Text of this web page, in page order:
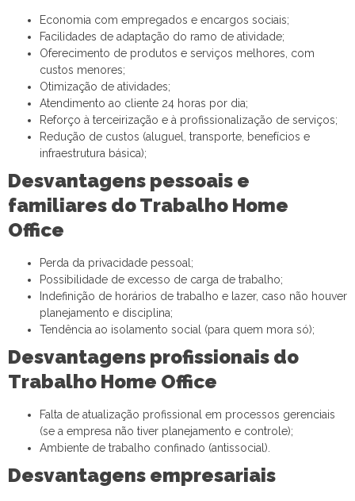
Economia com empregados e encargos sociais;
Facilidades de adaptação do ramo de atividade;
Oferecimento de produtos e serviços melhores, com
custos menores;
Otimização de atividades;
Atendimento ao cliente 24 horas por dia;
Reforço à terceirização e à profissionalização de serviços;
Redução de custos (aluguel, transporte, benefícios e
infraestrutura básica);
Desvantagens pessoais e
familiares do Trabalho Home
Office
Perda da privacidade pessoal;
Possibilidade de excesso de carga de trabalho;
Indefinição de horários de trabalho e lazer, caso não houver
planejamento e disciplina;
Tendência ao isolamento social (para quem mora só);
Desvantagens profissionais do
Trabalho Home Office
Falta de atualização profissional em processos gerenciais
(se a empresa não tiver planejamento e controle);
Ambiente de trabalho confinado (antissocial).
Desvantagens empresariais